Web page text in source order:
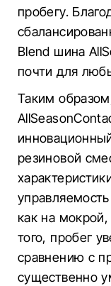
пробегу.
Blend шина
почти для
Таким
резиновой
как на
того, пробег
сравнению с
существенно